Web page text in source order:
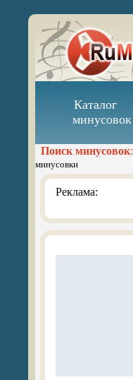
Каталог
минусовок
Поиск минусовок:
минусовки
Реклама: